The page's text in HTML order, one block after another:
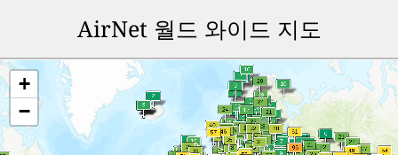
AirNet 월드 와이드 지도
+
−